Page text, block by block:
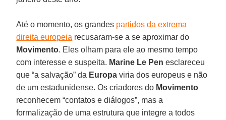
Até o momento, os grandes partidos da extrema
direita europeia recusaram-se a se aproximar do
Movimento. Eles olham para ele ao mesmo tempo
com interesse e suspeita. Marine Le Penesclareceu
que “a salvação” da Europa viria dos europeus e não
de um estadunidense. Os criadores do Movimento
reconhecem “contatos e diálogos”, mas a
formalização de uma estrutura que integre a todos